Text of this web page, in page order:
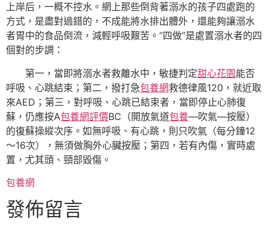
上岸后，一概不控水。網上那些倒背著溺水的孩子四處跑的
方式，是盡對過錯的，不成能將水排出體外，還能夠讓溺水
者胃中的食品倒流，減輕呼吸艱苦。“四做”是處置溺水者的四
個對的步調：
第一，當即將溺水者救離水中，敏捷判定甜心花園能否
呼吸、心跳結束；第二，撥打急包養網救德律風120，就近取
來AED；第三，對呼吸、心跳已結束者，當即停止心肺復
蘇，仍應按A包養網評價BC（開放氣道包養—吹氣—按壓）
的復蘇操縱次序。如無呼吸、有心跳，則只吹氣（每分鐘12
～16次），無須做胸外心臟按壓；第四，若有內傷，實時處
置，尤其頭、頸部毀傷。
包養網
發佈留言